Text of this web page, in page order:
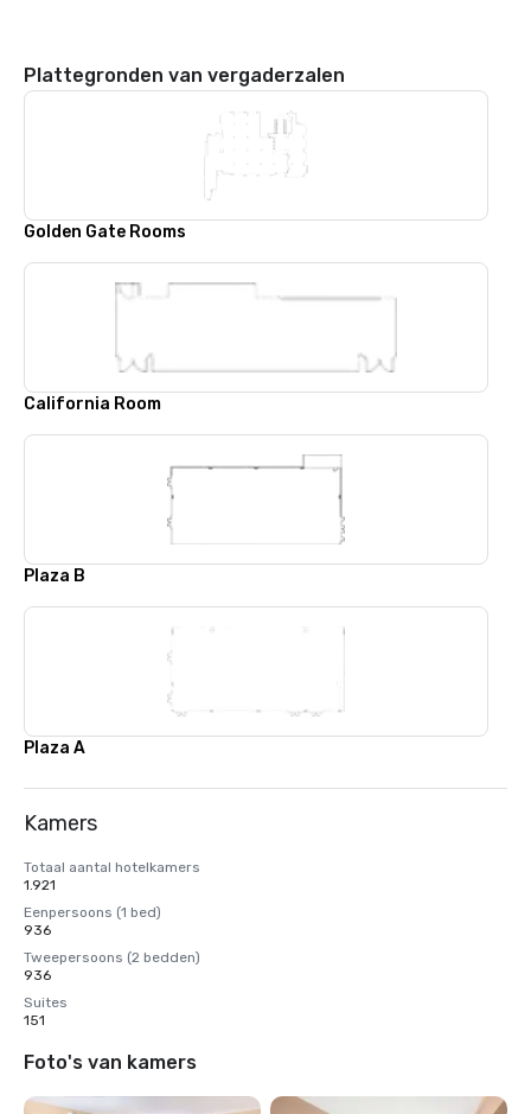
Plattegronden van vergaderzalen
Golden Gate Rooms
California Room
Plaza B
Plaza A
Kamers
Totaal aantal hotelkamers
1.921
Eenpersoons (1 bed)
936
Tweepersoons (2 bedden)
936
Suites
151
Foto's van kamers